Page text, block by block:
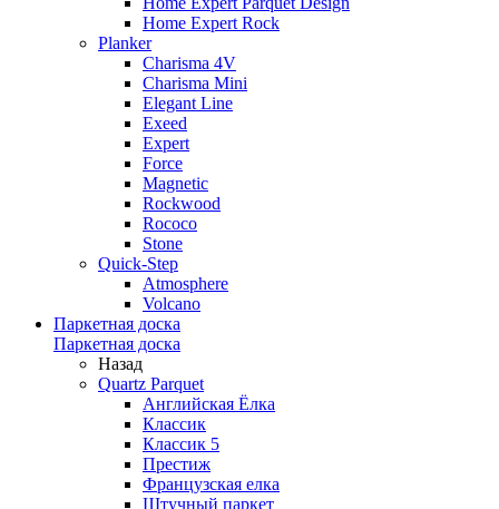
Home Expert Rock
Planker
Charisma 4V
Charisma Mini
Elegant Line
Exeed
Expert
Force
Magnetic
Rockwood
Rococo
Stone
Quick-Step
Atmosphere
Volcano
Паркетная доска
Паркетная доска
Назад
Quartz Parquet
Английская Ёлка
Классик
Классик 5
Престиж
Французская елка
Штучный паркет